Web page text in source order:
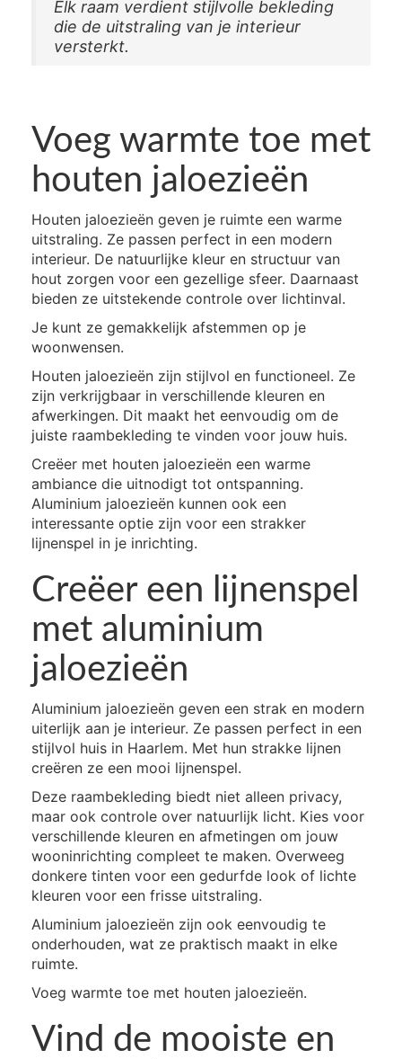
Elk raam verdient stijlvolle bekleding
die de uitstraling van je interieur
versterkt.
Voeg warmte toe met
houten jaloezieën
Houten jaloezieën geven je ruimte een warme
uitstraling. Ze passen perfect in een modern
interieur. De natuurlijke kleur en structuur van
hout zorgen voor een gezellige sfeer. Daarnaast
bieden ze uitstekende controle over lichtinval.
Je kunt ze gemakkelijk afstemmen op je
woonwensen.
Houten jaloezieën zijn stijlvol en functioneel. Ze
zijn verkrijgbaar in verschillende kleuren en
afwerkingen. Dit maakt het eenvoudig om de
juiste raambekleding te vinden voor jouw huis.
Creëer met houten jaloezieën een warme
ambiance die uitnodigt tot ontspanning.
Aluminium jaloezieën kunnen ook een
interessante optie zijn voor een strakker
lijnenspel in je inrichting.
Creëer een lijnenspel
met aluminium
jaloezieën
Aluminium jaloezieën geven een strak en modern
uiterlijk aan je interieur. Ze passen perfect in een
stijlvol huis in Haarlem. Met hun strakke lijnen
creëren ze een mooi lijnenspel.
Deze raambekleding biedt niet alleen privacy,
maar ook controle over natuurlijk licht. Kies voor
verschillende kleuren en afmetingen om jouw
wooninrichting compleet te maken. Overweeg
donkere tinten voor een gedurfde look of lichte
kleuren voor een frisse uitstraling.
Aluminium jaloezieën zijn ook eenvoudig te
onderhouden, wat ze praktisch maakt in elke
ruimte.
Voeg warmte toe met houten jaloezieën.
Vind de mooiste en